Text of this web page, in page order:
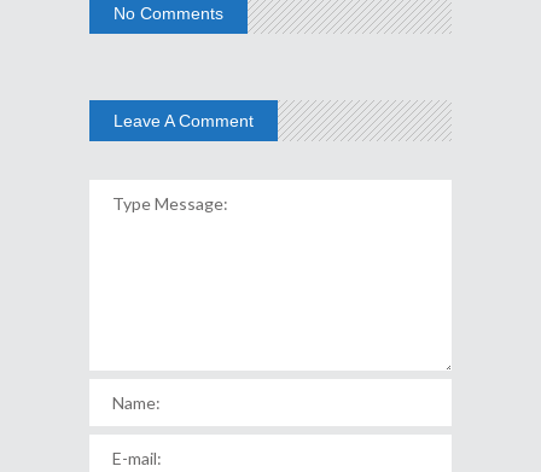
No Comments
Leave A Comment